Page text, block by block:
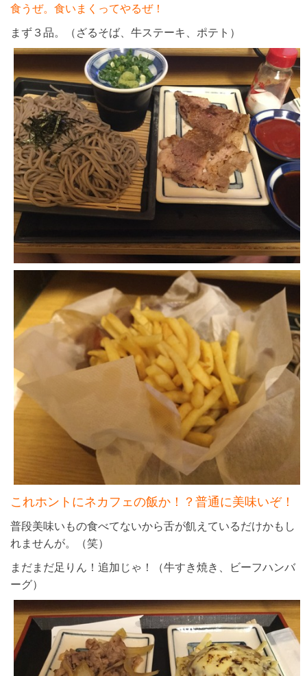
食うぜ。食いまくってやるぜ！
まず３品。（ざるそば、牛ステーキ、ポテト）
これホントにネカフェの飯か！？普通に美味いぞ！
普段美味いもの食べてないから舌が飢えているだけかもし
れませんが。（笑）
まだまだ足りん！追加じゃ！（牛すき焼き、ビーフハンバ
ーグ）